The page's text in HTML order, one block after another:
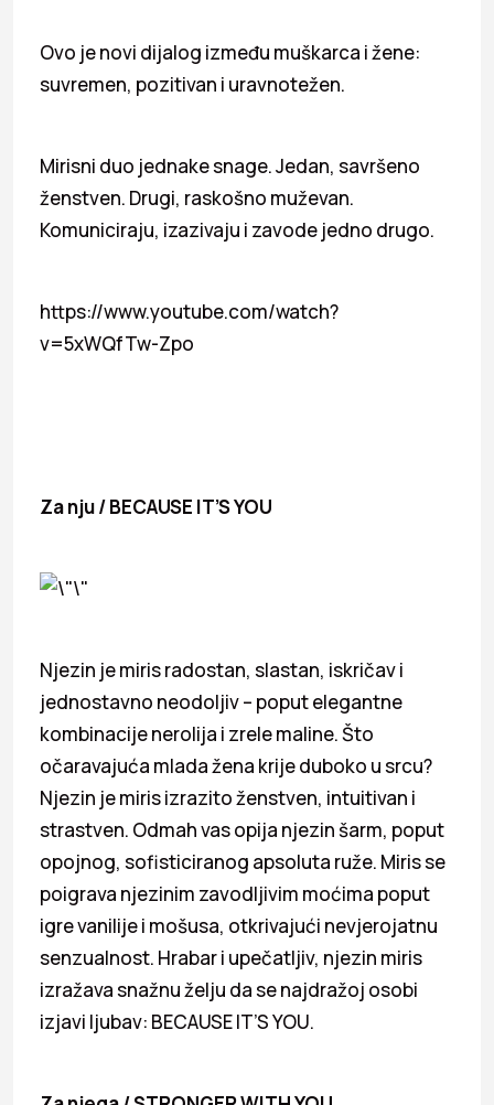
Ovo je novi dijalog između muškarca i žene:
suvremen, pozitivan i uravnotežen.
Mirisni duo jednake snage. Jedan, savršeno
ženstven. Drugi, raskošno muževan.
Komuniciraju, izazivaju i zavode jedno drugo.
https://www.youtube.com/watch?
v=5xWQfTw-Zpo
Za nju / BECAUSE IT’S YOU
Njezin je miris radostan, slastan, iskričav i
jednostavno neodoljiv – poput elegantne
kombinacije nerolija i zrele maline. Što
očaravajuća mlada žena krije duboko u srcu?
Njezin je miris izrazito ženstven, intuitivan i
strastven. Odmah vas opija njezin šarm, poput
opojnog, sofisticiranog apsoluta ruže. Miris se
poigrava njezinim zavodljivim moćima poput
igre vanilije i mošusa, otkrivajući nevjerojatnu
senzualnost. Hrabar i upečatljiv, njezin miris
izražava snažnu želju da se najdražoj osobi
izjavi ljubav: BECAUSE IT’S YOU.